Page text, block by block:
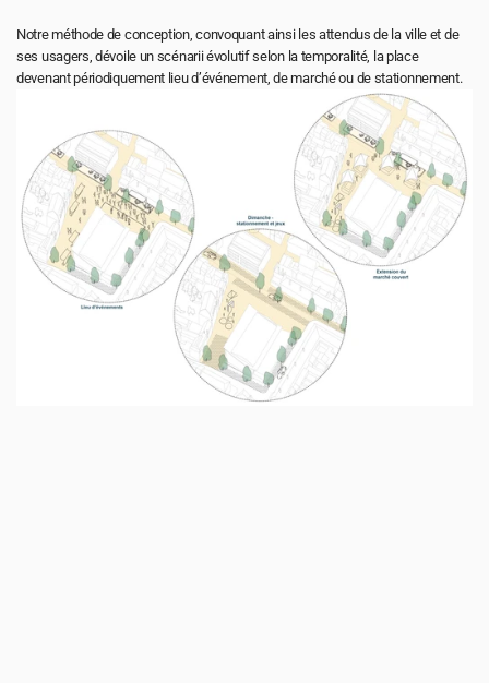
Notre méthode de conception, convoquant ainsi les attendus de la ville et de
ses usagers, dévoile un scénarii évolutif selon la temporalité, la place
devenant périodiquement lieu d’événement, de marché ou de stationnement.